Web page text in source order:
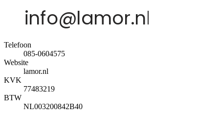
Telefoon
085-0604575
Website
lamor.nl
KVK
77483219
BTW
NL003200842B40